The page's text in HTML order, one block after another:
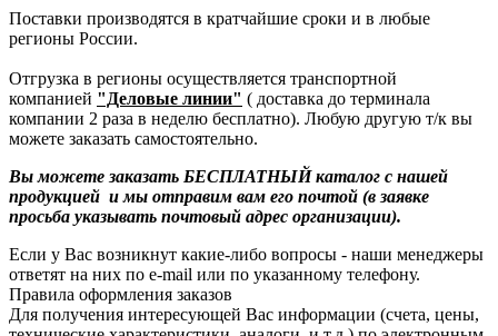
Поставки производятся в кратчайшие сроки и в любые
регионы России.
Отгрузка в регионы осуществляется транспортной
компанией "Деловые линии" ( доставка до терминала
компании 2 раза в неделю бесплатно). Любую другую т/к вы
можете заказать самостоятельно.
Вы можете заказать БЕСПЛАТНЫЙ каталог с нашей
продукцией и мы отправим вам его почтой (в заявке
просьба указывать почтовый адрес организации).
Если у Вас возникнут какие-либо вопросы - наши менеджеры
ответят на них по e-mail или по указанному телефону.
Правила оформления заказов
Для получения интересующей Вас информации (счета, цены,